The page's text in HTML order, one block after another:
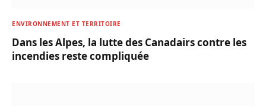
ENVIRONNEMENT ET TERRITOIRE
Dans les Alpes, la lutte des Canadairs contre les
incendies reste compliquée